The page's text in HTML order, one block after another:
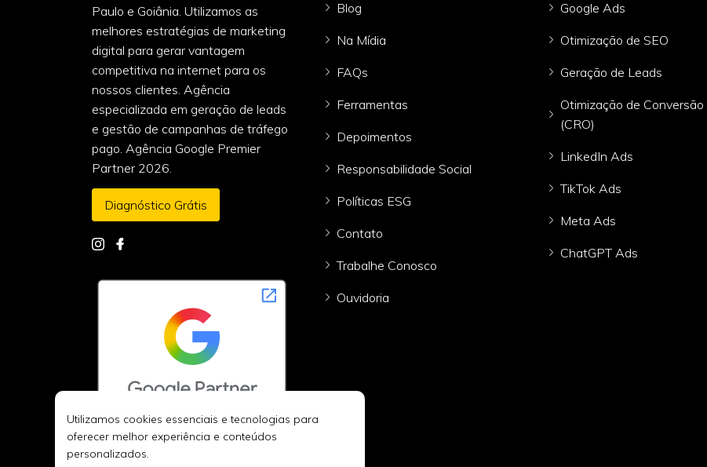
Paulo e Goiânia. Utilizamos as
melhores estratégias de marketing
digital para gerar vantagem
competitiva na internet para os
nossos clientes. Agência
especializada em geração de leads
e gestão de campanhas de tráfego
pago. Agência Google Premier
Partner 2026.
Diagnóstico Grátis
Blog
Na Mídia
FAQs
Ferramentas
Depoimentos
Responsabilidade Social
Políticas ESG
Contato
Trabalhe Conosco
Ouvidoria
Google Ads
Otimização de SEO
Geração de Leads
Otimização de Conversão
(CRO)
LinkedIn Ads
TikTok Ads
Meta Ads
ChatGPT Ads
Utilizamos cookies essenciais e tecnologias para
oferecer melhor experiência e conteúdos
personalizados.